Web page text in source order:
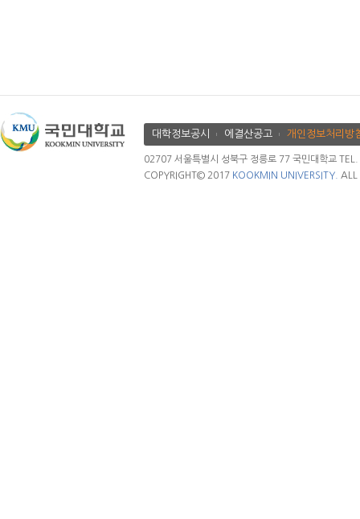
대학정보공시 에결산공고 개인정보처리방
02707 서울특별시 성북구 정릉로 77 국민대학교
COPYRIGHT© 2017 KOOKMIN UNIVERSITY. ALL